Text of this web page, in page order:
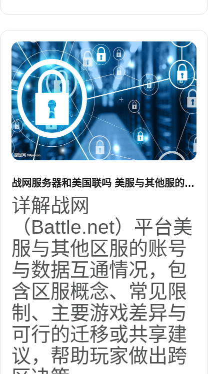
战网服务器和美国联吗 美服与其他服的账
号与数据互通说明
详解战网
（Battle.net）平台美
服与其他区服的账号
与数据互通情况，包
含区服概念、常见限
制、主要游戏差异与
可行的迁移或共享建
议，帮助玩家做出跨